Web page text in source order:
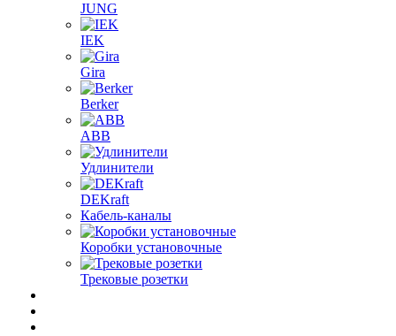
JUNG
IEK
Gira
Berker
ABB
Удлинители
DEKraft
Кабель-каналы
Коробки установочные
Трековые розетки